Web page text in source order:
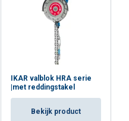
IKAR valblok HRA serie
|met reddingstakel
Bekijk product